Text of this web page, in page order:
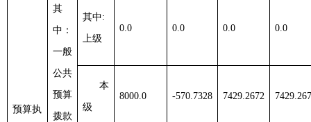
预算执
其
中：
一般
公共
预算
拨款
其中:
上级
0.0 0.0 0.0 0.0
本
级
8000.0 -570.7328 7429.2672